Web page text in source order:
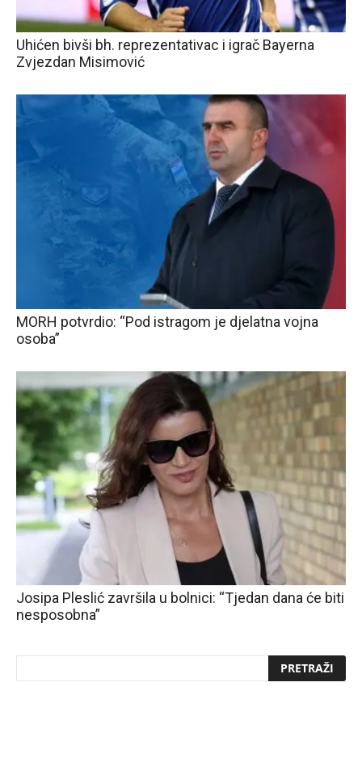
Uhićen bivši bh. reprezentativac i igrač Bayerna
Zvjezdan Misimović
MORH potvrdio: “Pod istragom je djelatna vojna
osoba”
Josipa Pleslić završila u bolnici: “Tjedan dana će biti
nesposobna”